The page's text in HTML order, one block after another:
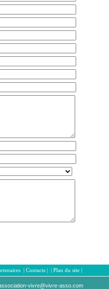
| Contacts| | Plan du site|
vivre@vivre-asso.com